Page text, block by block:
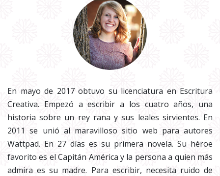
En mayo de 2017 obtuvo su licenciatura en Escritura
Creativa. Empezó a escribir a los cuatro años, una
historia sobre un rey rana y sus leales sirvientes. En
2011 se unió al maravilloso sitio web para autores
Wattpad. En 27 días es su primera novela. Su héroe
favorito es el Capitán América y la persona a quien más
admira es su madre. Para escribir, necesita ruido de